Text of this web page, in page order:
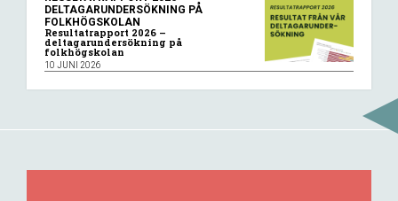
DELTAGARUNDERSÖKNING PÅ
FOLKHÖGSKOLAN
Resultatrapport 2026 –
deltagarundersökning på
folkhögskolan
10 JUNI 2026